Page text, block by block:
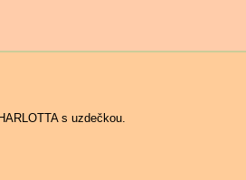
s uzdečkou.